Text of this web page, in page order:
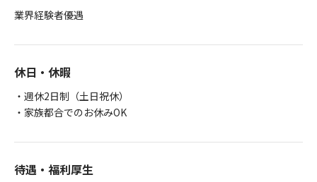
業界経験者優遇
休日・休暇
・週休2日制（土日祝休）
・家族都合でのお休みOK
待遇・福利厚生